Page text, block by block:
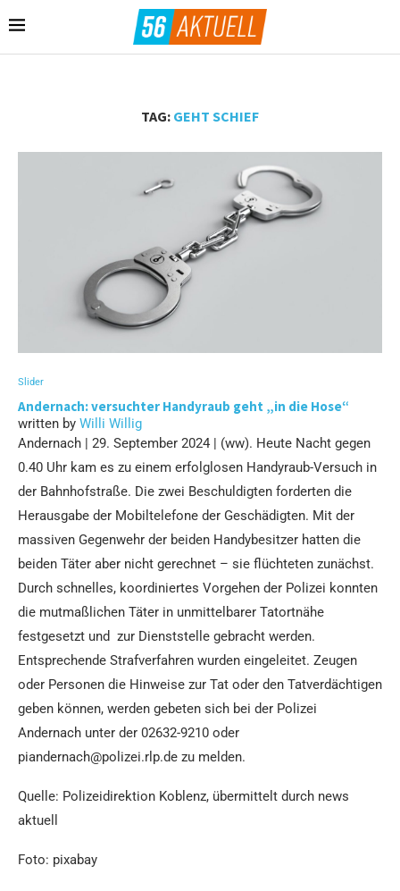
TAG: GEHT SCHIEF
Slider
Andernach: versuchter Handyraub geht „in die Hose“
written by Willi Willig
Andernach | 29. September 2024 | (ww). Heute Nacht gegen
0.40 Uhr kam es zu einem erfolglosen Handyraub-Versuch in
der Bahnhofstraße. Die zwei Beschuldigten forderten die
Herausgabe der Mobiltelefone der Geschädigten. Mit der
massiven Gegenwehr der beiden Handybesitzer hatten die
beiden Täter aber nicht gerechnet – sie flüchteten zunächst.
Durch schnelles, koordiniertes Vorgehen der Polizei konnten
die mutmaßlichen Täter in unmittelbarer Tatortnähe
festgesetzt und zur Dienststelle gebracht werden.
Entsprechende Strafverfahren wurden eingeleitet. Zeugen
oder Personen die Hinweise zur Tat oder den Tatverdächtigen
geben können, werden gebeten sich bei der Polizei
Andernach unter der 02632-9210 oder
piandernach@polizei.rlp.de zu melden.
Quelle: Polizeidirektion Koblenz, übermittelt durch news
aktuell
Foto: pixabay